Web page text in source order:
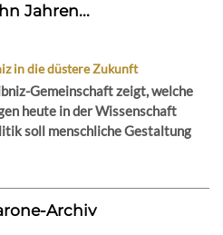
Jahren...
in die düstere Zukunft
Gemeinschaft zeigt, welche
heute in der Wissenschaft
soll menschliche Gestaltung
Archiv